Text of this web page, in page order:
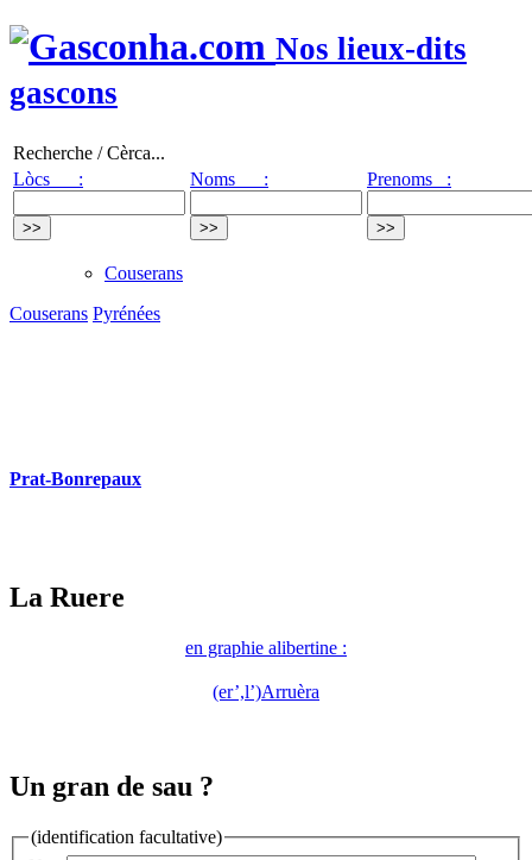
Nos lieux-dits
gascons
Recherche / Cèrca...
Lòcs :
Noms : Prenoms :
Couserans
Couserans Pyrénées
Prat-Bonrepaux
La Ruere
en graphie alibertine :
(er’,l’)Arruèra
Un gran de sau ?
(identification facultative)